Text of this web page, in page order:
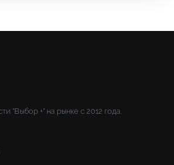
"Выбор +" на рынке с 2012 года.